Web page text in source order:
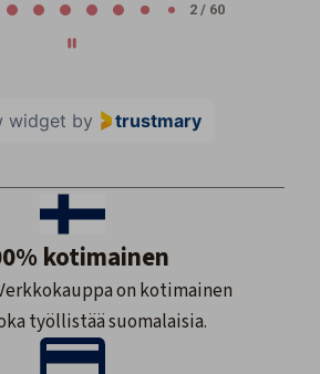
2 / 60
widget by trustmary
kotimainen
on kotimainen
työllistää suomalaisia.